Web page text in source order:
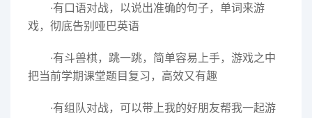
·有口语对战，以说出准确的句子，单词来游
戏，彻底告别哑巴英语
·有斗兽棋，跳一跳，简单容易上手，游戏之中
把当前学期课堂题目复习，高效又有趣
·有组队对战，可以带上我的好朋友帮我一起游